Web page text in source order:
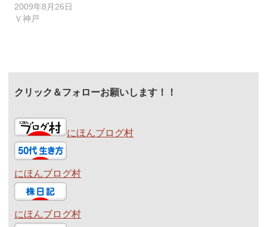
2009年8月26日
Ｖ神戸
クリック＆フォローお願いします！！
にほんブログ村
にほんブログ村
にほんブログ村